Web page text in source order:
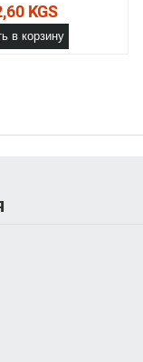
KGS
в корзину